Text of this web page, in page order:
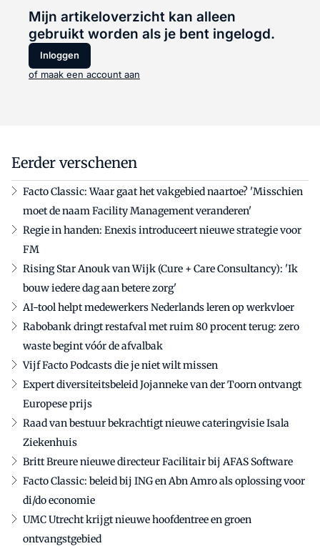
Mijn artikeloverzicht kan alleen
gebruikt worden als je bent ingelogd.
Inloggen
of maak een account aan
Eerder verschenen
Facto Classic: Waar gaat het vakgebied naartoe? 'Misschien
moet de naam Facility Management veranderen'
Regie in handen: Enexis introduceert nieuwe strategie voor
FM
Rising Star Anouk van Wijk (Cure + Care Consultancy): 'Ik
bouw iedere dag aan betere zorg'
AI-tool helpt medewerkers Nederlands leren op werkvloer
Rabobank dringt restafval met ruim 80 procent terug: zero
waste begint vóór de afvalbak
Vijf Facto Podcasts die je niet wilt missen
Expert diversiteitsbeleid Jojanneke van der Toorn ontvangt
Europese prijs
Raad van bestuur bekrachtigt nieuwe cateringvisie Isala
Ziekenhuis
Britt Breure nieuwe directeur Facilitair bij AFAS Software
Facto Classic: beleid bij ING en Abn Amro als oplossing voor
di/do economie
UMC Utrecht krijgt nieuwe hoofdentree en groen
ontvangstgebied